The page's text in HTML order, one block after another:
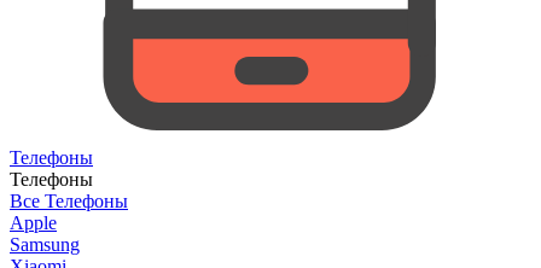
Телефоны
Телефоны
Все Телефоны
Apple
Samsung